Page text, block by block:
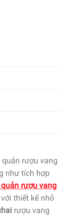
rượu vang
như tích hợp
rượu vang
với thiết kế nhỏ
rượu vang